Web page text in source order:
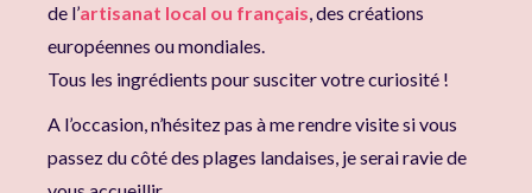
de l’artisanat local ou français, des créations
européennes ou mondiales.
Tous les ingrédients pour susciter votre curiosité !
A l’occasion, n’hésitez pas à me rendre visite si vous
passez du côté des plages landaises, je serai ravie de